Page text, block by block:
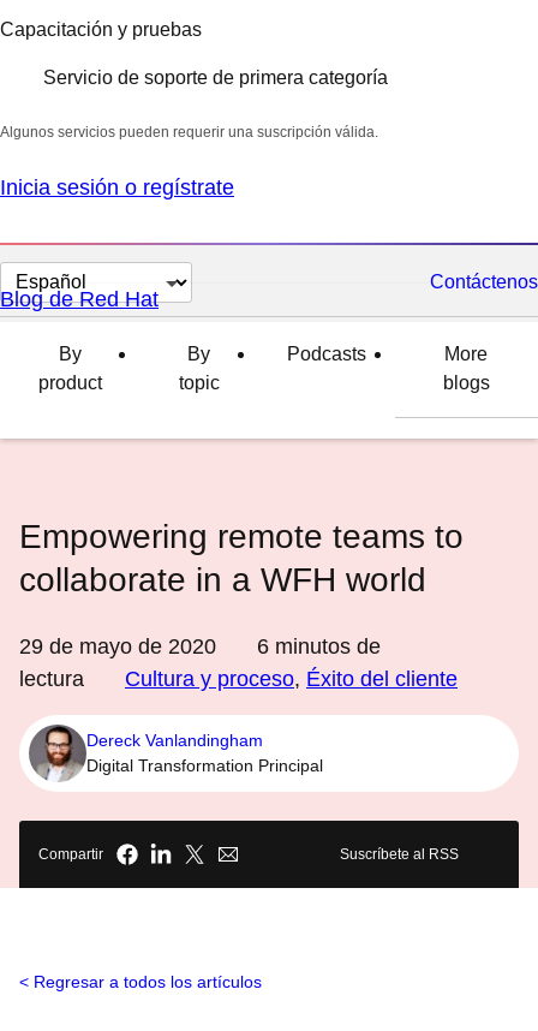
Capacitación y pruebas
Servicio de soporte de primera categoría
Algunos servicios pueden requerir una suscripción válida.
Inicia sesión o regístrate
Cambiar
el
idioma
Contáctenos
Blog de Red Hat
By
product
By
topic
Podcasts
More
blogs
Empowering remote teams to
collaborate in a WFH world
29 de mayo de 2020 6 minutos de
lectura
Cultura y proceso, Éxito del cliente
Dereck Vanlandingham
Digital Transformation Principal
Compartir Suscríbete al RSS
Regresar a todos los artículos